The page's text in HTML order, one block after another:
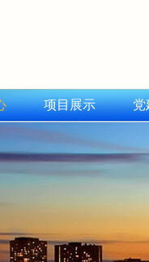
项目展示 党